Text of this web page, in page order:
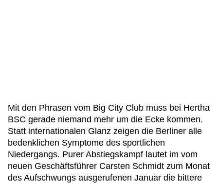
Mit den Phrasen vom Big City Club muss bei Hertha
BSC gerade niemand mehr um die Ecke kommen.
Statt internationalen Glanz zeigen die Berliner alle
bedenklichen Symptome des sportlichen
Niedergangs. Purer Abstiegskampf lautet im vom
neuen Geschäftsführer Carsten Schmidt zum Monat
des Aufschwungs ausgerufenen Januar die bittere